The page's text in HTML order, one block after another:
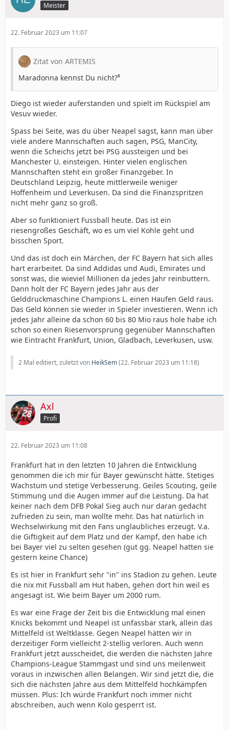
Meister
22. Februar 2023 um 11:07
Zitat von ARTEMIS
Maradonna kennst Du nicht?⁸
Diego ist wieder auferstanden und spielt im Rückspiel am
Vesuv wieder.
Spass bei Seite, was du über Neapel sagst, kann man über
viele andere Mannschaften auch sagen, PSG, ManCity,
wenn die Scheichs jetzt bei PSG aussteigen und bei
Manchester U. einsteigen. Hinter vielen englischen
Mannschaften steht ein großer Finanzgeber. In
Deutschland Leipzig, heute mittlerweile weniger
Hoffenheim und Leverkusen. Da sind die Finanzspritzen
nicht mehr ganz so groß.
Aber so funktioniert Fussball heute. Das ist ein
riesengroßes Geschäft, wo es um viel Kohle geht und
bisschen Sport.
Und das ist doch ein Märchen, der FC Bayern hat sich alles
hart erarbeitet. Da sind Addidas und Audi, Emirates und
sonst was, die wieviel Millionen da jedes Jahr reinbuttern.
Dann holt der FC Bayern jedes Jahr aus der
Gelddruckmaschine Champions L. einen Haufen Geld raus.
Das Geld können sie wieder in Spieler investieren. Wenn ich
jedes Jahr alleine da schon 60 bis 80 Mio raus hole habe ich
schon so einen Riesenvorsprung gegenüber Mannschaften
wie Eintracht Frankfurt, Union, Gladbach, Leverkusen, usw.
2 Mal editiert, zuletzt von HeikSem(22. Februar 2023 um 11:18)
Axl
Profi
22. Februar 2023 um 11:08
Frankfurt hat in den letzten 10 Jahren die Entwicklung
genommen die ich mir für Bayer gewünscht hätte. Stetiges
Wachstum und stetige Verbesserung. Geiles Scouting, geile
Stimmung und die Augen immer auf die Leistung. Da hat
keiner nach dem DFB Pokal Sieg auch nur daran gedacht
zufrieden zu sein, man wollte mehr. Das hat natürlich in
Wechselwirkung mit den Fans unglaubliches erzeugt. V.a.
die Giftigkeit auf dem Platz und der Kampf, den habe ich
bei Bayer viel zu selten gesehen (gut gg. Neapel hatten sie
gestern keine Chance)
Es ist hier in Frankfurt sehr "in" ins Stadion zu gehen. Leute
die nix mit Fussball am Hut haben, gehen dort hin weil es
angesagt ist. Wie beim Bayer um 2000 rum.
Es war eine Frage der Zeit bis die Entwicklung mal einen
Knicks bekommt und Neapel ist unfassbar stark, allein das
Mittelfeld ist Weltklasse. Gegen Neapel hätten wir in
derzeitiger Form vielleicht 2-stellig verloren. Auch wenn
Frankfurt jetzt ausscheidet, die werden die nächsten Jahre
Champions-League Stammgast und sind uns meilenweit
voraus in inzwischen allen Belangen. Wir sind jetzt die, die
sich die nächsten Jahre aus dem Mittelfeld hochkämpfen
müssen. Plus: Ich würde Frankfurt noch immer nicht
abschreiben, auch wenn Kolo gesperrt ist.